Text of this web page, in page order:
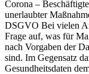
Corona –
unerlaubter
DSGVO Bei vielen
Frage auf, was für
nach Vorgaben der
sind. Im Gegensatz
Gesundheitsdaten